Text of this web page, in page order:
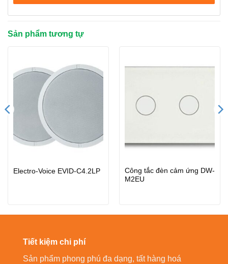
Sản phẩm tương tự
Electro-Voice EVID-C4.2LP
Công tắc đèn cảm ứng DW-
M2EU
Tiết kiệm chi phí
Sản phẩm phong phú đa dạng, tất hàng hoá